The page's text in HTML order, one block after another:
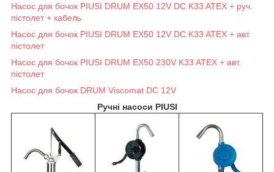
Насос для бочок PIUSI DRUM EX50 12V DC K33 ATEX + руч.
пістолет + кабель
Насос для бочок PIUSI DRUM EX50 12V DC K33 ATEX + авт.
пістолет
Насос для бочок PIUSI DRUM EX50 230V K33 ATEX + авт.
пістолет
Насос для бочок DRUM Viscomat DC 12V
Ручні насоси PIUSI